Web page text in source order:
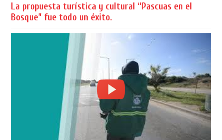
La propuesta turística y cultural “Pascuas en el
Bosque” fue todo un éxito.